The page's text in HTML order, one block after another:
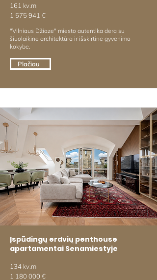
161 kv.m
1 575 941 €
"Vilniaus Džiaze" miesto autentika dera su
šiuolaikine architektūra ir išskirtine gyvenimo
kokybe.
Plačiau
Įspūdingų erdvių penthouse
apartamentai Senamiestyje
134 kv.m
1 180 000 €